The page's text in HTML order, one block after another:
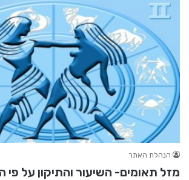
הנהלת האתר
מזל תאומים- השיעור והתיקון על פי